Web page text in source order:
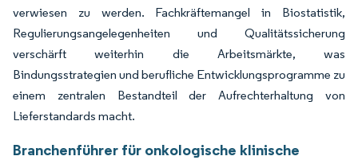
verwiesen zu werden. Fachkräftemangel in Biostatistik,
Regulierungsangelegenheiten und Qualitätssicherung
verschärft weiterhin die Arbeitsmärkte, was
Bindungsstrategien und berufliche Entwicklungsprogramme zu
einem zentralen Bestandteil der Aufrechterhaltung von
Lieferstandards macht.
Branchenführer für onkologische klinische